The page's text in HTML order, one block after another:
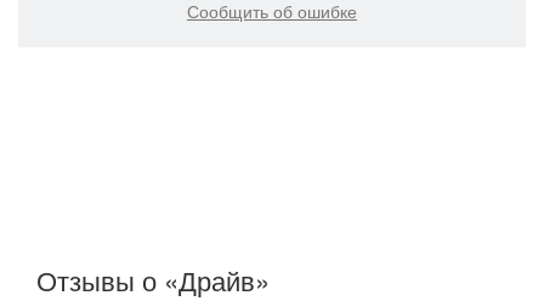
Сообщить об ошибке
Отзывы о «Драйв»